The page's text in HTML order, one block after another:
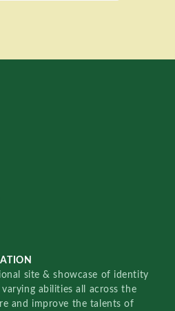
site & showcase of identity
abilities all across the
and improve the talents of